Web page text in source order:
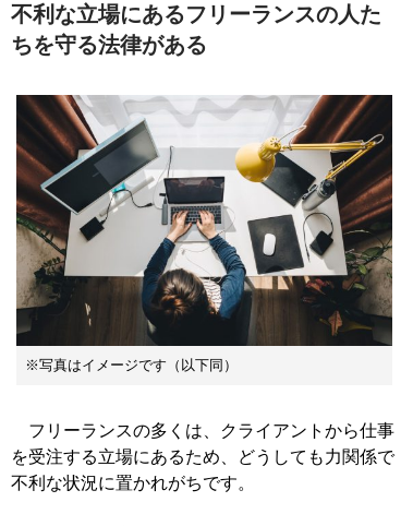
不利な立場にあるフリーランスの人た
ちを守る法律がある
※写真はイメージです（以下同）
フリーランスの多くは、クライアントから仕事
を受注する立場にあるため、どうしても力関係で
不利な状況に置かれがちです。